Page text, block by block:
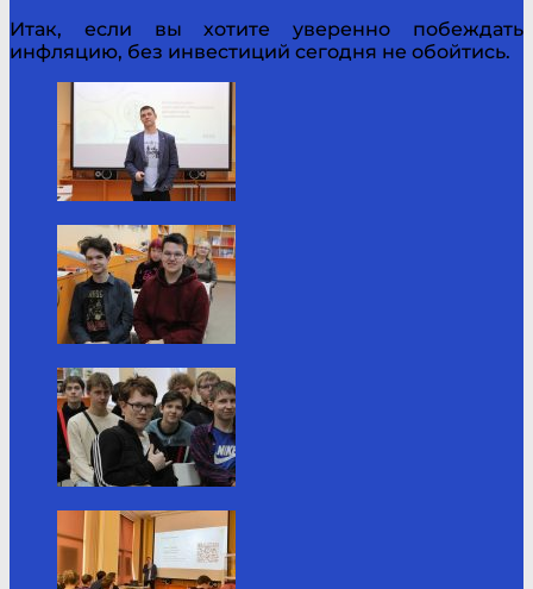
Итак, если вы хотите уверенно побеждать
инфляцию, без инвестиций сегодня не обойтись.